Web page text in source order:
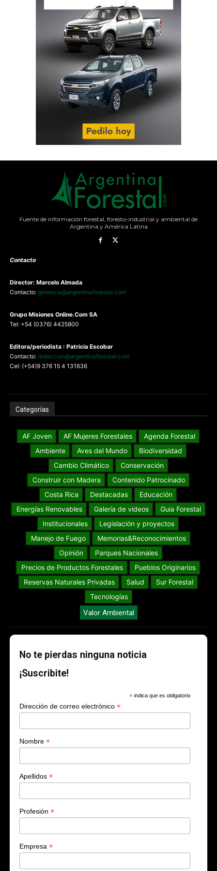
Fuente de información forestal, foresto-industrial y ambiental de
Argentina y América Latina
Contacto
Director: Marcelo Almada
Contacto: gerencia@argentinaforestal.com
Grupo Misiones Online.Com SA
Tel: +54 (0376) 4425800
Editora/periodista : Patricia Escobar
Contacto: redaccion@argentinaforestal.com
Cel: (+54)9 376 15 4 131636
Categorías
AF Joven AF Mujeres Forestales
Agenda Forestal
Ambiente
Aves del Mundo
Biodiversidad
Cambio Climático
Conservación
Construir con Madera
Contenido Patrocinado
Costa Rica
Destacadas
Educación
Energías Renovables
Galería de videos
Guia Forestal
Institucionales
Legislación y proyectos
Manejo de Fuego
Memorias&Reconocimientos
Opinión
Parques Nacionales
Precios de Productos Forestales
Pueblos Originarios
Reservas Naturales Privadas
Salud
Sur Forestal
Tecnologías
Valor Ambiental
No te pierdas ninguna noticia
¡Suscribite!
* indica que es obligatorio
Dirección de correo electrónico *
Nombre *
Apellidos *
Profesión *
Empresa *